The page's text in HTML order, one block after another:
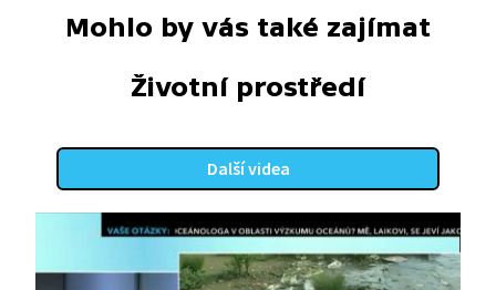
Mohlo by vás také zajímat
Životní prostředí
Další videa